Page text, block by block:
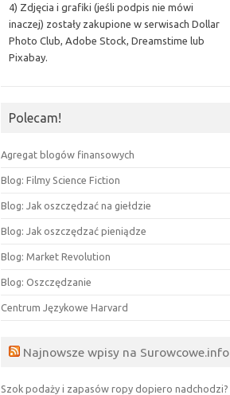
4) Zdjęcia i grafiki (jeśli podpis nie mówi
inaczej) zostały zakupione w serwisach Dollar
Photo Club, Adobe Stock, Dreamstime lub
Pixabay.
Polecam!
Agregat blogów finansowych
Blog: Filmy Science Fiction
Blog: Jak oszczędzać na giełdzie
Blog: Jak oszczędzać pieniądze
Blog: Market Revolution
Blog: Oszczędzanie
Centrum Językowe Harvard
Najnowsze wpisy na Surowcowe.info
Szok podaży i zapasów ropy dopiero nadchodzi?